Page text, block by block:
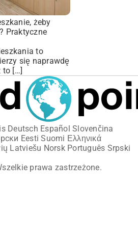
żeby
Praktyczne
to
się naprawdę
to […]
Deutsch Español Slovenčina
Eesti Suomi Ελληνικά
Latviešu Norsk Português Srpski
prawa zastrzeżone.